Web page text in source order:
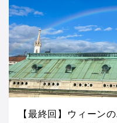
【最終回】ウィーン